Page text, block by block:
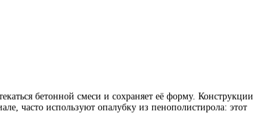
бетонной смеси и сохраняет её форму. Конструкции
часто используют опалубку из пенополистирола: этот